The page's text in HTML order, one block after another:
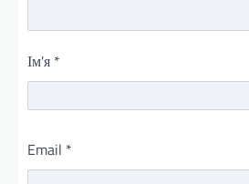
Ім'я *
Email *